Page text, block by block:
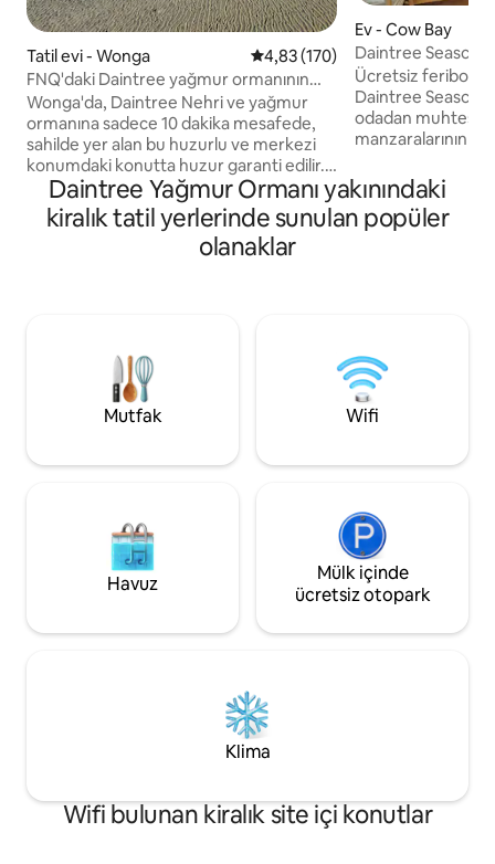
Tatil evi - Wonga 5 üzerinden ortalama 4,83
4,83 (170)
FNQ'daki Daintree yağmur ormanının
kenarında
Wonga'da, Daintree Nehri ve yağmur
ormanına sadece 10 dakika mesafede,
sahilde yer alan bu huzurlu ve merkezi
konumdaki konutta huzur garanti edilir.
Yağmur ormanının denizle buluştuğu
Wonga Plajı. Tüm olanaklara yakın olan bu
tamamen müstakil birim, Mercan denizi
üzerinde harika gün doğumları ve
konaklama, özel girişi olan tropikal
bahçeler ve sokak dışında otopark
Ev - Cow Bay
Daintree
ücretsiz vapur
Ücretsiz feribot
Daintree
odadan
manzaralarının
Cow Bay Plajı'na
yürüme
Daintree Yağmur
Daintree Yağmur Ormanı yakınındaki
kiralık tatil yerlerinde sunulan popüler
olanaklar
Mutfak Wifi
Havuz
Mülk içinde
ücretsiz otopark
Klima
Wifi bulunan kiralık site içi konutlar